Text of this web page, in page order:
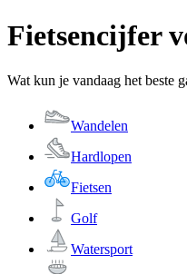
Fietsencijfer
Wat kun je vandaag het beste
Wandelen
Hardlopen
Fietsen
Golf
Watersport